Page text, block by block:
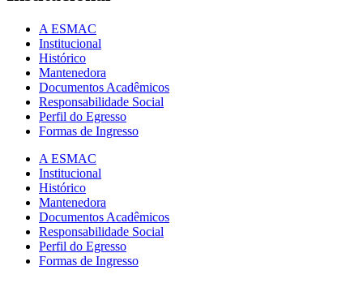
A ESMAC
Institucional
Histórico
Mantenedora
Documentos Acadêmicos
Responsabilidade Social
Perfil do Egresso
Formas de Ingresso
A ESMAC
Institucional
Histórico
Mantenedora
Documentos Acadêmicos
Responsabilidade Social
Perfil do Egresso
Formas de Ingresso